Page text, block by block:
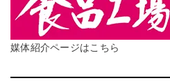
媒体紹介ページはこちら